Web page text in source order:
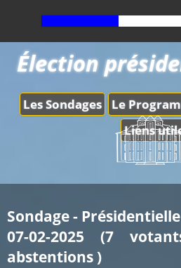
Les Sondages Le
Liens
Élection
Sondage -
07-02-2025 (7
abstentions )